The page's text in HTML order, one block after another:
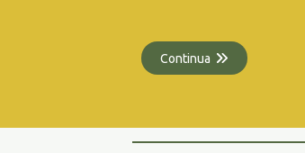
Continua